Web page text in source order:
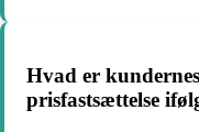
Hvad er
prisfastsættelse